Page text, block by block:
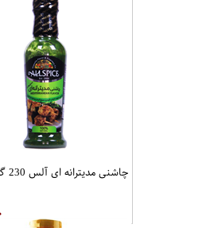
چاشنی مدیترانه ای آلس 230 گرمی پاپس